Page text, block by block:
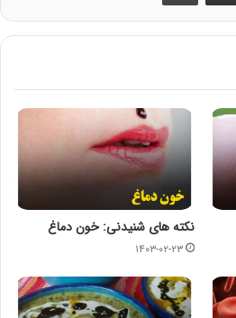
نکته های شنیدنی: خون دماغ
۱۴۰۳-۰۲-۲۳